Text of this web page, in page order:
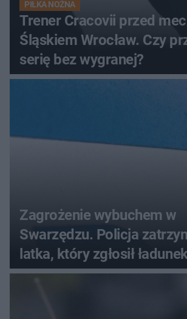
PIŁKA NOŻNA
Trener Cracovii przed
Śląskiem Wrocław. Czy
serię bez wygranej?
Zagrożenie wybuchem w
Swarzędzu. Policja
latka, który zgłosił
aucie